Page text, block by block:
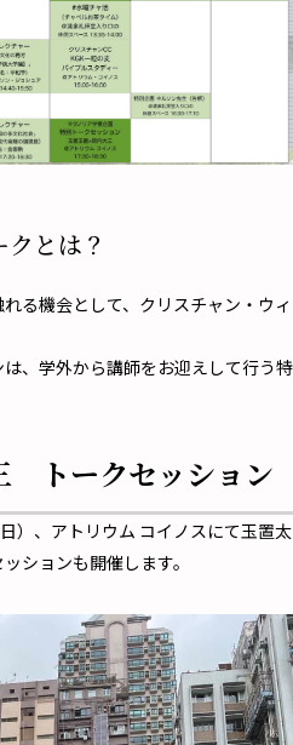
とは？
る機会として、クリスチャン・ウィ
、学外から講師をお迎えして行う特
トークセッション
）、アトリウム コイノスにて玉置太
ションも開催します。